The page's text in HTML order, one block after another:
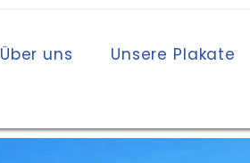
Über uns Unsere Plakate